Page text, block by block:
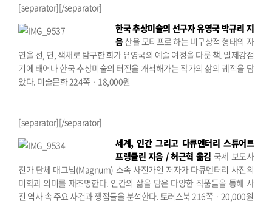
[separator][/separator]
한국 추상미술의 선구자 유영국박규리 지
음산을 모티프로 하는 비구상적 형태의 자
연을 선, 면, 색채로 탐구한 화가 유영국의 예술 여정을 다룬 책. 일제강점
기에 태어나 한국 추상미술의 터전을 개척해가는 작가의 삶의 궤적을 담
았다. 미술문화 224쪽 · 18,000원
[separator][/separator]
세계, 인간 그리고 다큐멘터리 스튜어트
프랭클린 지음 / 허근혁 옮김 국제 보도사
진가 단체 매그넘(Magnum) 소속 사진가인 저자가 다큐멘터리 사진의
미학과 의미를 재조명한다. 인간의 삶을 담은 다양한 작품들을 통해 사
진 역사 속 주요 사건과 쟁점들을 분석한다.토러스북 216쪽 · 20,000원